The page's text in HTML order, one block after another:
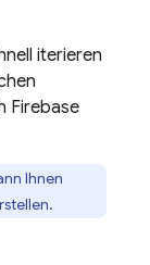
iterieren
Firebase
Ihnen